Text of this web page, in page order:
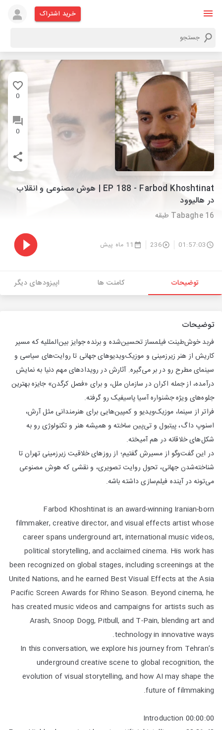
خرید اشتراک
0
0
EP 188 - Farbod Khoshtinat | هوش مصنوعی و انقلاب
در هالیوود
Tabaghe 16 طبقه
01:57:03
236 11 ماه پیش
توضیحات کامنت ها اپیزودهای دیگر
توضیحات
فربد خوش‌طینت فیلمساز تحسین‌شده و برنده جوایز بین‌المللیه که مسیر
کاریش از هنر زیرزمینی و موزیک‌ویدیوهای جهانی تا روایت‌های سیاسی و
سینمای مطرح رو در بر می‌گیره. آثارش در رویدادهای مهم دنیا به نمایش
درآمده، از جمله اکران در سازمان ملل، و برای «فصل کرگدن» جایزه بهترین
جلوه‌های ویژه جشنواره آسیا پاسیفیک رو گرفته.
فراتر از سینما، موزیک‌ویدیو و کمپین‌هایی برای هنرمندانی مثل آرش،
اسنوپ داگ، پیتبول و تی‌پین ساخته و همیشه هنر و تکنولوژی رو به
شکل‌های خلاقانه در هم آمیخته.
در این گفت‌وگو از مسیرش گفتیم؛ از روزهای خلاقیت زیرزمینی تهران تا
شناخته‌شدن جهانی، تحول روایت تصویری، و نقشی که هوش مصنوعی
می‌تونه در آینده فیلم‌سازی داشته باشه.
Farbod Khoshtinat is an award-winning Iranian-born
filmmaker, creative director, and visual effects artist whose
career spans underground art, international music videos,
political storytelling, and acclaimed cinema. His work has
been recognized on global stages, including screenings at the
United Nations, and he earned Best Visual Effects at the Asia
Pacific Screen Awards for Rhino Season. Beyond cinema, he
has created music videos and campaigns for artists such as
Arash, Snoop Dogg, Pitbull, and T-Pain, blending art and
technology in innovative ways.
In this conversation, we explore his journey from Tehran’s
underground creative scene to global recognition, the
evolution of visual storytelling, and how AI may shape the
future of filmmaking.
00:00:00 Introduction